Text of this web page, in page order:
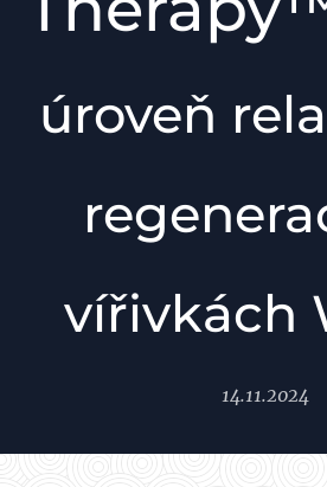
úroveň
vířivkách
14.11.2024